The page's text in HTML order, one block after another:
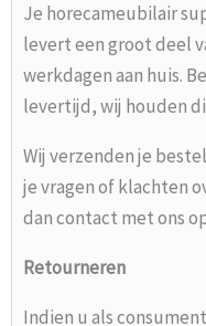
Je horecameubilair
levert een groot deel
werkdagen aan huis.
levertijd, wij houden
Wij verzenden je
je vragen of klachten
dan contact met ons
Retourneren
Indien u als